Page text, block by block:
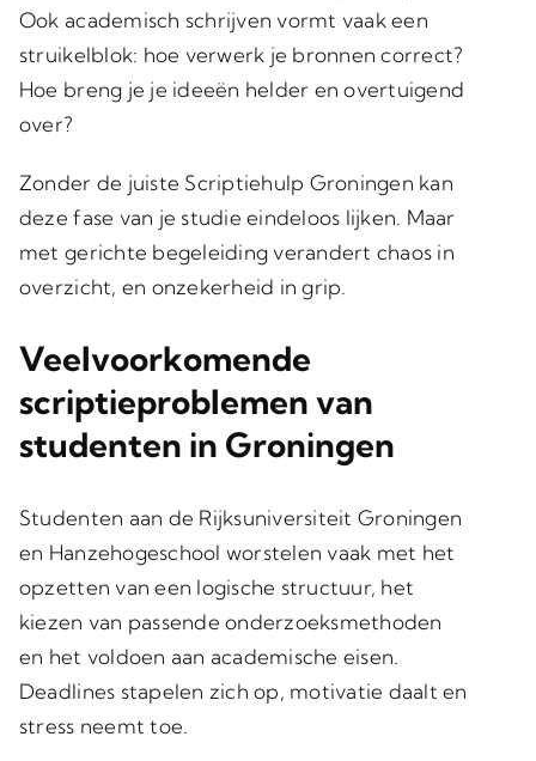
Ook academisch schrijven vormt vaak een
struikelblok: hoe verwerk je bronnen correct?
Hoe breng je je ideeën helder en overtuigend
over?
Zonder de juiste Scriptiehulp Groningen kan
deze fase van je studie eindeloos lijken. Maar
met gerichte begeleiding verandert chaos in
overzicht, en onzekerheid in grip.
Veelvoorkomende
scriptieproblemen van
studenten in Groningen
Studenten aan de Rijksuniversiteit Groningen
en Hanzehogeschool worstelen vaak met het
opzetten van een logische structuur, het
kiezen van passende onderzoeksmethoden
en het voldoen aan academische eisen.
Deadlines stapelen zich op, motivatie daalt en
stress neemt toe.